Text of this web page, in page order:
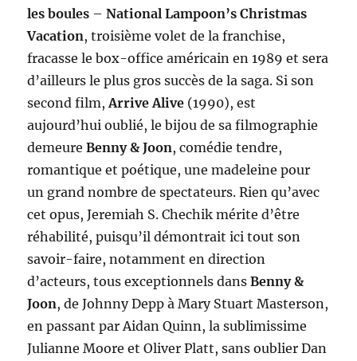
les boules –National Lampoon’s Christmas
Vacation, troisième volet de la franchise,
fracasse le box-office américain en 1989 et sera
d’ailleurs le plus gros succès de la saga. Si son
second film,Arrive Alive (1990), est
aujourd’hui oublié, le bijou de sa filmographie
demeureBenny & Joon, comédie tendre,
romantique et poétique, une madeleine pour
un grand nombre de spectateurs. Rien qu’avec
cet opus, Jeremiah S. Chechik mérite d’être
réhabilité, puisqu’il démontrait ici tout son
savoir-faire, notamment en direction
d’acteurs, tous exceptionnels dansBenny &
Joon, de Johnny Depp à Mary Stuart Masterson,
en passant par Aidan Quinn, la sublimissime
Julianne Moore et Oliver Platt, sans oublier Dan